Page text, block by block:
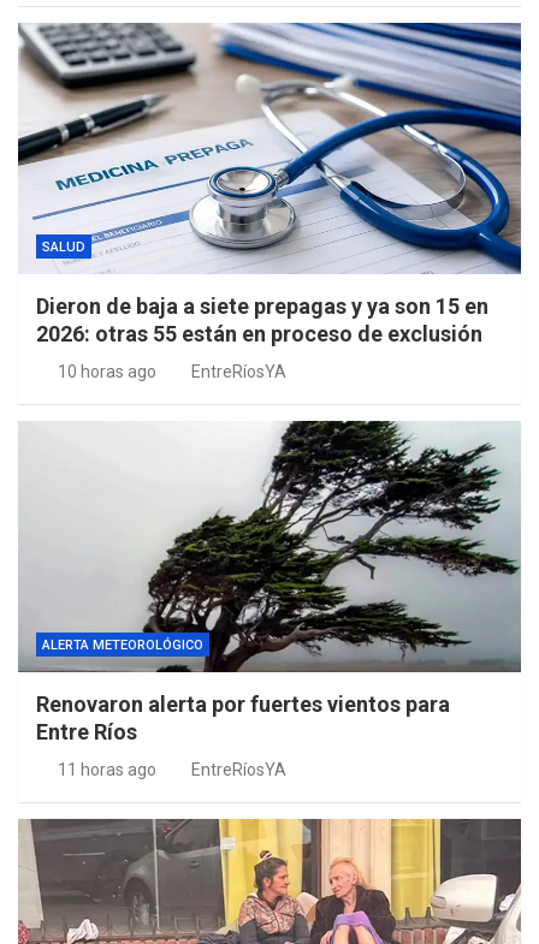
SALUD
Dieron de baja a siete prepagas y ya son 15 en
2026: otras 55 están en proceso de exclusión
10 horas ago EntreRíosYA
ALERTA METEOROLÓGICO
Renovaron alerta por fuertes vientos para
Entre Ríos
11 horas ago EntreRíosYA